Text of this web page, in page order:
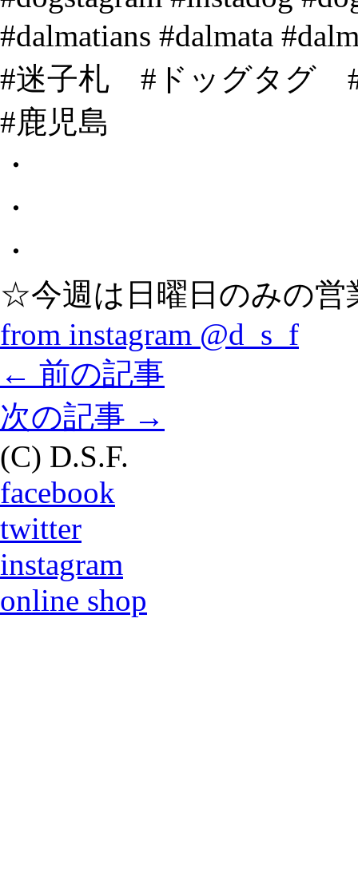
#dalmatians #dalmata
#迷子札 #ドッグタ
#鹿児島
・
・
・
☆今週は日曜日のみの
from instagram @d_s_f
← 前の記事
次の記事 →
(C) D.S.F.
facebook
twitter
instagram
online shop